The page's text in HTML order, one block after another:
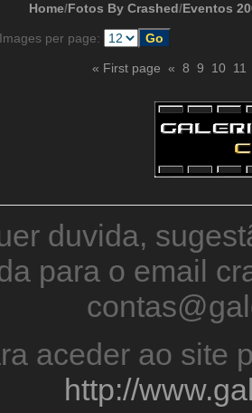
Home/Fotos By Crashed/Eventos
Images per page:
« First page « 8 9 10 11
duvida,
para o email
aceder ao site
http://